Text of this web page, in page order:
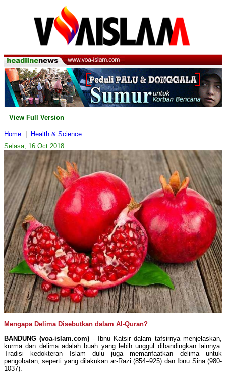
View Full Version
Home
Health & Science
Selasa, 16 Oct 2018
Mengapa Delima Disebutkan dalam Al-Quran?
BANDUNG (voa-islam.com) - Ibnu Katsir dalam tafsirnya menjelaskan,
kurma dan delima adalah buah yang lebih unggul dibandingkan lainnya.
Tradisi kedokteran Islam dulu juga memanfaatkan delima untuk
pengobatan, seperti yang dilakukan ar-Razi (854–925) dan Ibnu Sina (980-
1037).